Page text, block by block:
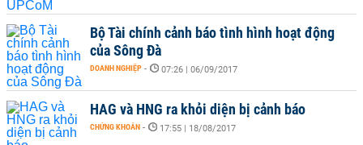
Bộ Tài chính cảnh báo tình hình hoạt động
của Sông Đà
DOANH NGHIỆP - 07:26 | 06/09/2017
HAG và HNG ra khỏi diện bị cảnh báo
CHỨNG KHOÁN - 17:55 | 18/08/2017